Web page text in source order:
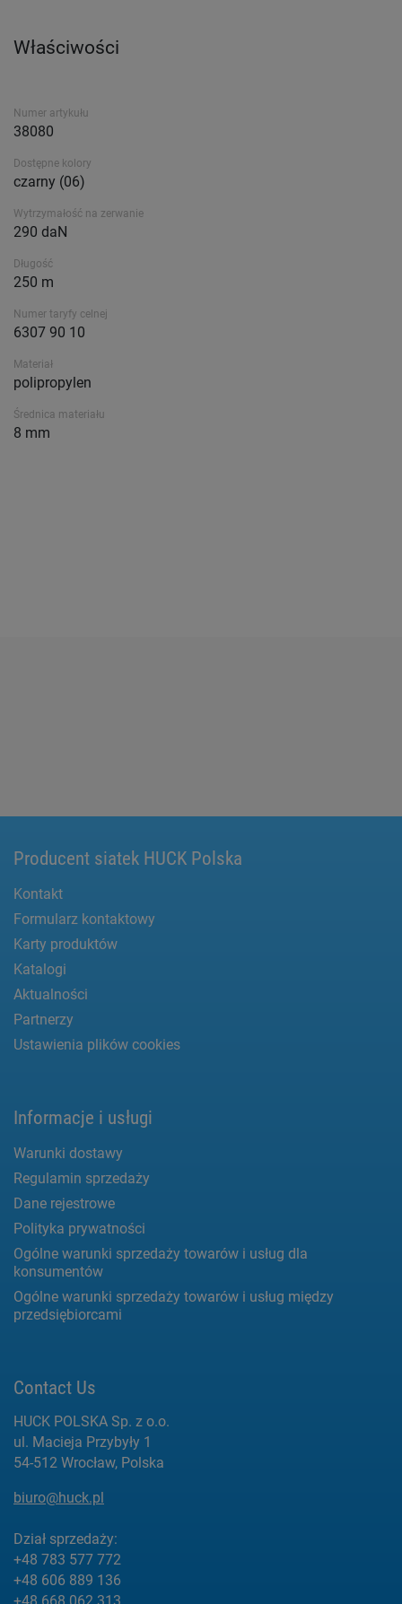
Właściwości
Numer artykułu
38080
Dostępne kolory
czarny (06)
Wytrzymałość na zerwanie
290 daN
Długość
250 m
Numer taryfy celnej
6307 90 10
Materiał
polipropylen
Średnica materiału
8 mm
Producent siatek HUCK Polska
Kontakt
Formularz kontaktowy
Karty produktów
Katalogi
Aktualności
Partnerzy
Ustawienia plików cookies
Informacje i usługi
Warunki dostawy
Regulamin sprzedaży
Dane rejestrowe
Polityka prywatności
Ogólne warunki sprzedaży towarów i usług dla
konsumentów
Ogólne warunki sprzedaży towarów i usług między
przedsiębiorcami
Contact Us
HUCK POLSKA Sp. z o.o.
ul. Macieja Przybyły 1
54-512 Wrocław, Polska
biuro@huck.pl
Dział sprzedaży:
+48 783 577 772
+48 606 889 136